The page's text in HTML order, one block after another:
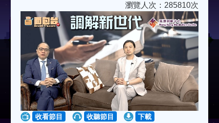
瀏覽人次：285810次
收看節目 收聽節目 下載